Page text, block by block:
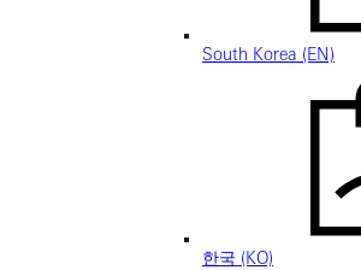
South Korea (EN)
한국 (KO)